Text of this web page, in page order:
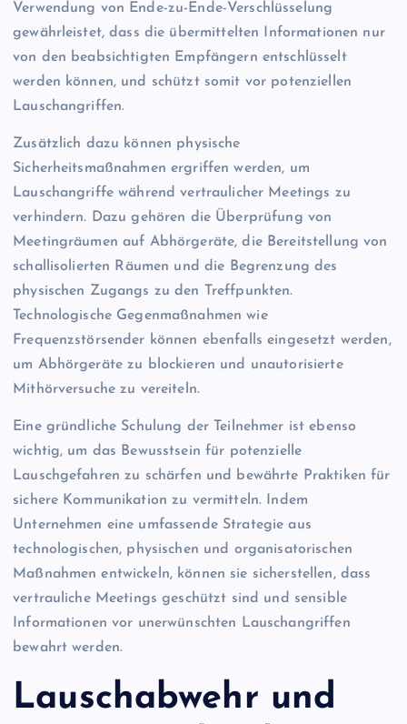
Verwendung von Ende-zu-Ende-Verschlüsselung
gewährleistet, dass die übermittelten Informationen nur
von den beabsichtigten Empfängern entschlüsselt
werden können, und schützt somit vor potenziellen
Lauschangriffen.
Zusätzlich dazu können physische
Sicherheitsmaßnahmen ergriffen werden, um
Lauschangriffe während vertraulicher Meetings zu
verhindern. Dazu gehören die Überprüfung von
Meetingräumen auf Abhörgeräte, die Bereitstellung von
schallisolierten Räumen und die Begrenzung des
physischen Zugangs zu den Treffpunkten.
Technologische Gegenmaßnahmen wie
Frequenzstörsender können ebenfalls eingesetzt werden,
um Abhörgeräte zu blockieren und unautorisierte
Mithörversuche zu vereiteln.
Eine gründliche Schulung der Teilnehmer ist ebenso
wichtig, um das Bewusstsein für potenzielle
Lauschgefahren zu schärfen und bewährte Praktiken für
sichere Kommunikation zu vermitteln. Indem
Unternehmen eine umfassende Strategie aus
technologischen, physischen und organisatorischen
Maßnahmen entwickeln, können sie sicherstellen, dass
vertrauliche Meetings geschützt sind und sensible
Informationen vor unerwünschten Lauschangriffen
bewahrt werden.
Lauschabwehr und